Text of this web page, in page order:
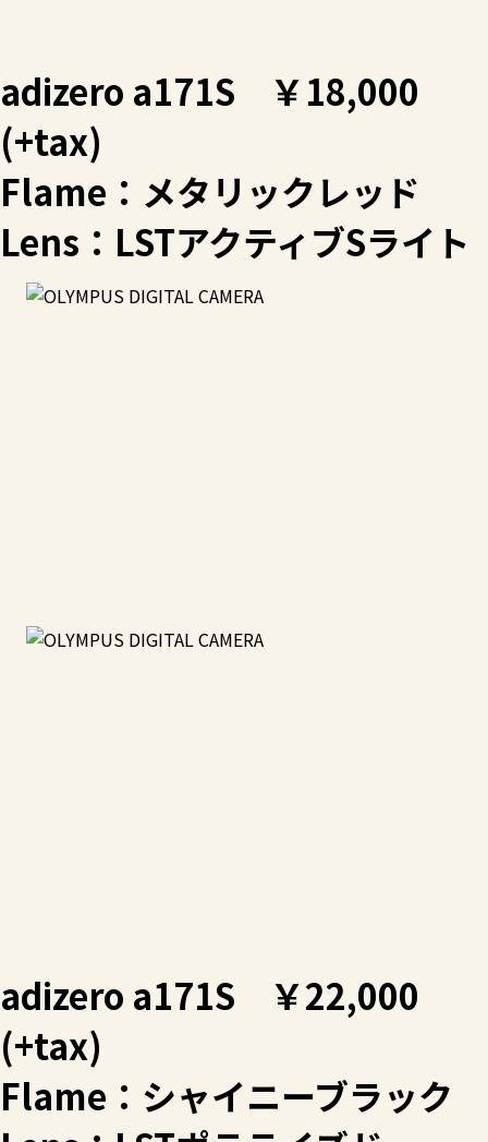
adizero a171S ￥18,000
(+tax)
Flame：メタリックレッド
Lens：LSTアクティブSライト
adizero a171S ￥22,000
(+tax)
Flame：シャイニーブラック